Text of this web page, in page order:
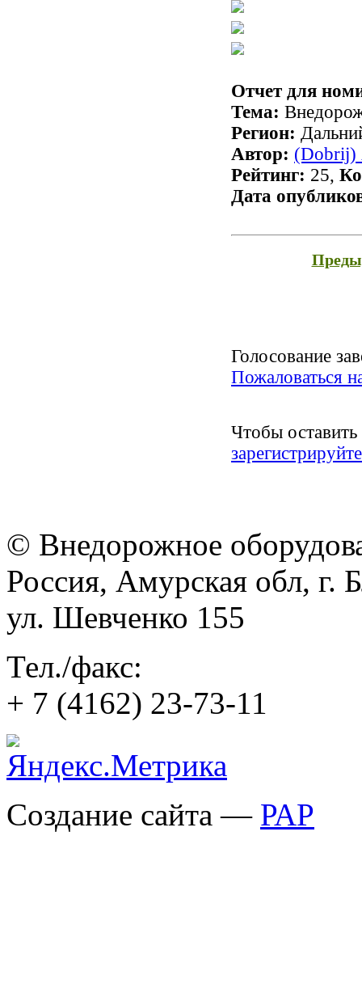
Отчет для
Тема:
Регион:
Автор: (Dobrij)
Рейтинг: 25,
Дата
Голосование
Пожаловаться
Чтобы оставить
© Внедорожное
Россия, Амурская обл, г.
ул. Шевченко 155
Тел./факс:
+ 7 (4162) 23-73-11
Создание сайта — РАР